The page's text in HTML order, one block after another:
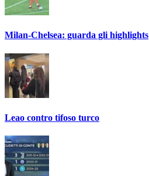
Milan-Chelsea: guarda gli highlights
Leao contro tifoso turco